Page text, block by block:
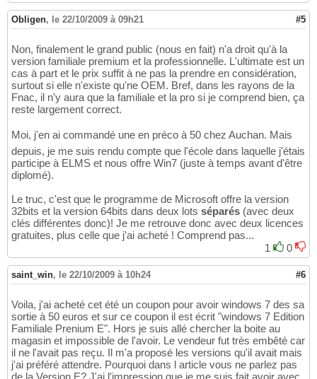
Obligen, le 22/10/2009 à 09h21 #5
Non, finalement le grand public (nous en fait) n'a droit qu'à la
version familiale premium et la professionnelle. L'ultimate est un
cas à part et le prix suffit à ne pas la prendre en considération,
surtout si elle n'existe qu'ne OEM. Bref, dans les rayons de la
Fnac, il n'y aura que la familiale et la pro si je comprend bien, ça
reste largement correct.
Moi, j'en ai commandé une en préco à 50 chez Auchan. Mais
depuis, je me suis rendu compte que l'école dans laquelle j'étais
participe à ELMS et nous offre Win7 (juste à temps avant d'être
diplomé).
Le truc, c'est que le programme de Microsoft offre la version
32bits et la version 64bits dans deux lots séparés (avec deux
clés différentes donc)! Je me retrouve donc avec deux licences
gratuites, plus celle que j'ai acheté ! Comprend pas...
1
0
saint_win, le 22/10/2009 à 10h24 #6
Voila, j'ai acheté cet été un coupon pour avoir windows 7 des sa
sortie à 50 euros et sur ce coupon il est écrit "windows 7 Edition
Familiale Prenium E". Hors je suis allé chercher la boite au
magasin et impossible de l'avoir. Le vendeur fut très embêté car
il ne l'avait pas reçu. Il m'a proposé les versions qu'il avait mais
j'ai préféré attendre. Pourquoi dans l article vous ne parlez pas